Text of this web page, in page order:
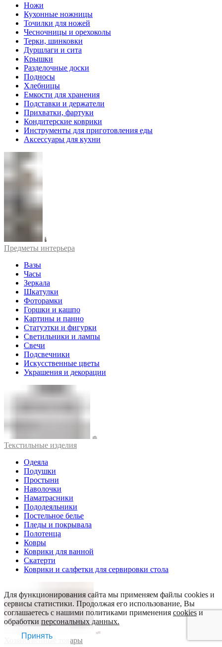
Ножи
Кухонные ножницы
Точилки для ножей
Чесночницы и орехоколы
Терки, шинковки
Дуршлаги и сита
Крышки
Разделочные доски
Подносы
Хлебницы
Емкости для хранения
Подставки и держатели
Прихватки, фартуки
Кондитерские коврики
Инструменты для приготовления еды
Аксессуары для кухни
Предметы интерьера
Вазы
Часы
Зеркала
Шкатулки
Фоторамки
Горшки и кашпо
Картины и панно
Статуэтки и фигурки
Светильники и лампы
Свечи
Подсвечники
Искусственные цветы
Украшения и декорации
Текстильные изделия
Одеяла
Подушки
Простыни
Наволочки
Наматрасники
Пододеяльники
Постельное белье
Пледы и покрывала
Полотенца
Ковры
Коврики для ванной
Скатерти
Коврики и салфетки для сервировки стола
Хозяйственные товары
Для функционирования сайта мы применяем файлы cookies и
сервисы статистики. Продолжая его использование, Вы
соглашаетесь с нашими политиками применения cookiesи
обработки персональных данных.
Принять